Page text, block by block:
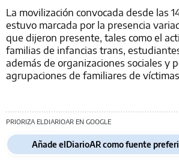
La movilización convocada desde las
estuvo marcada por la presencia
que dijeron presente, tales como el
familias de infancias trans,
además de organizaciones sociales y
agrupaciones de familiares de
PRIORIZA ELDIARIOAR EN GOOGLE
Añade elDiarioAR como fuente